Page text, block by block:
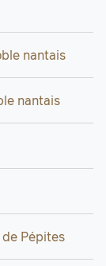
nantais
nantais
Pépites